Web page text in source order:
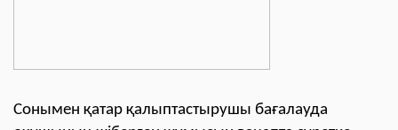
Сонымен қатар қалыптастырушы бағалауда